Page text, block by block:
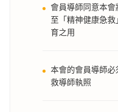
會員導師同意本
至「精神健康急
育之用
本會的會員導師
救導師執照